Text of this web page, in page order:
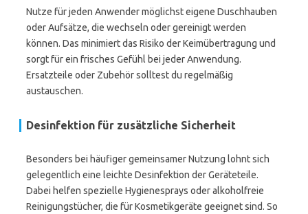
Nutze für jeden Anwender möglichst eigene Duschhauben
oder Aufsätze, die wechseln oder gereinigt werden
können. Das minimiert das Risiko der Keimübertragung und
sorgt für ein frisches Gefühl bei jeder Anwendung.
Ersatzteile oder Zubehör solltest du regelmäßig
austauschen.
Desinfektion für zusätzliche Sicherheit
Besonders bei häufiger gemeinsamer Nutzung lohnt sich
gelegentlich eine leichte Desinfektion der Geräteteile.
Dabei helfen spezielle Hygienesprays oder alkoholfreie
Reinigungstücher, die für Kosmetikgeräte geeignet sind. So